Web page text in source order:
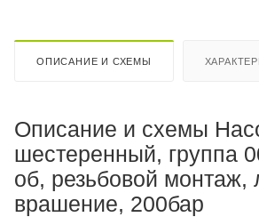
ОПИСАНИЕ И СХЕМЫ
Описание и схемы
шестеренный, группа
об, резьбовой монтаж,
врашение, 200бар